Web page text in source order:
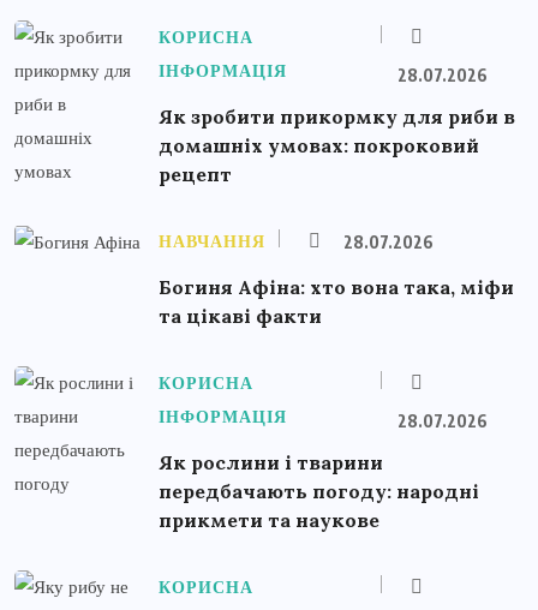
КОРИСНА
ІНФОРМАЦІЯ
28.07.2026
Як зробити прикормку для риби в
домашніх умовах: покроковий
рецепт
НАВЧАННЯ 28.07.2026
Богиня Афіна: хто вона така, міфи
та цікаві факти
КОРИСНА
ІНФОРМАЦІЯ
28.07.2026
Як рослини і тварини
передбачають погоду: народні
прикмети та наукове
КОРИСНА